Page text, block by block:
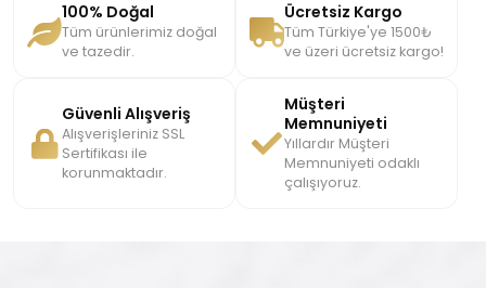
100% Doğal
Tüm ürünlerimiz doğal
ve tazedir.
Ücretsiz Kargo
Tüm Türkiye'ye 1500₺
ve üzeri ücretsiz kargo!
Güvenli Alışveriş
Alışverişleriniz SSL
Sertifikası ile
korunmaktadır.
Müşteri
Memnuniyeti
Yıllardır Müşteri
Memnuniyeti odaklı
çalışıyoruz.